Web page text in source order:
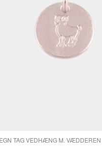
TAG VEDHÆNG M.